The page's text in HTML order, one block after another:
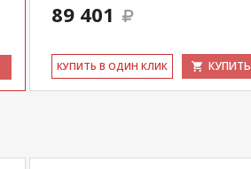
89 401
КУ­ПИТЬ В ОДИН КЛИК КУПИТЬ